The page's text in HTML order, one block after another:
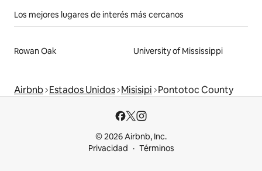
Los mejores lugares de interés más cercanos
Rowan Oak University of Mississippi
Airbnb Estados Unidos Misisipi Pontotoc County
© 2026 Airbnb, Inc.
Privacidad
Términos